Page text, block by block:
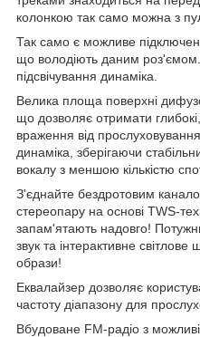
колонкою так само можна з
Так само є можливе
що володіють даним
підсвічування динаміка.
Велика площа поверхні
що дозволяє отримати
враження від
динаміка, зберігаючи
вокалу з меншою кількістю
З'єднайте бездротовим
стереопару на основі TWS-
запам'ятають надовго!
звук та інтерактивне світлове
образи!
Еквалайзер дозволяє
частоту діапазону для
Вбудоване FM-радіо з